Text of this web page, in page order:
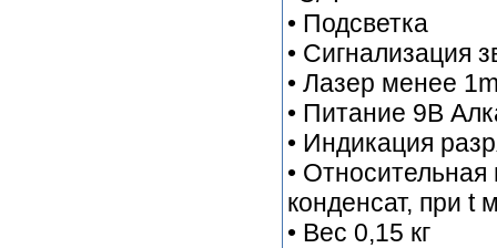
• Подсветка
• Сигнализация
• Лазер менее
• Питание 9В
• Индикация
•
конденсат, при
• Вес 0,15 кг